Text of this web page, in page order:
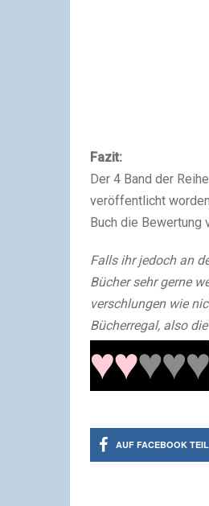
Fazit:
Der 4 Band der
veröffentlicht
Buch die Bewertung
Falls ihr jedoch an
Bücher sehr gerne
verschlungen wie
Bücherregal, also
AUF FACEBOOK